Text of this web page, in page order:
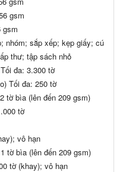
gsm
gsm
nhóm; sắp xếp; kẹp giấy; cú
thư; tập sách nhỏ
đa: 3.300 tờ
Tối đa: 250 tờ
tờ bìa (lên đến 209 gsm)
tờ
vô hạn
tờ bìa (lên đến 209 gsm)
tờ (khay); vô hạn